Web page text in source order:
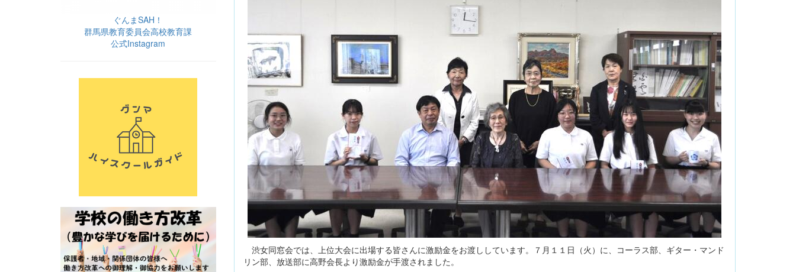
渋女同窓会では、上位大会に出場する皆さんに激励金をお渡ししています。７月１１日（火）に、コーラス部、ギター・マンド
リン部、放送部に高野会長より激励金が手渡されました。
ぐんまSAH！
群馬県教育委員会高校教育課
公式Instagram